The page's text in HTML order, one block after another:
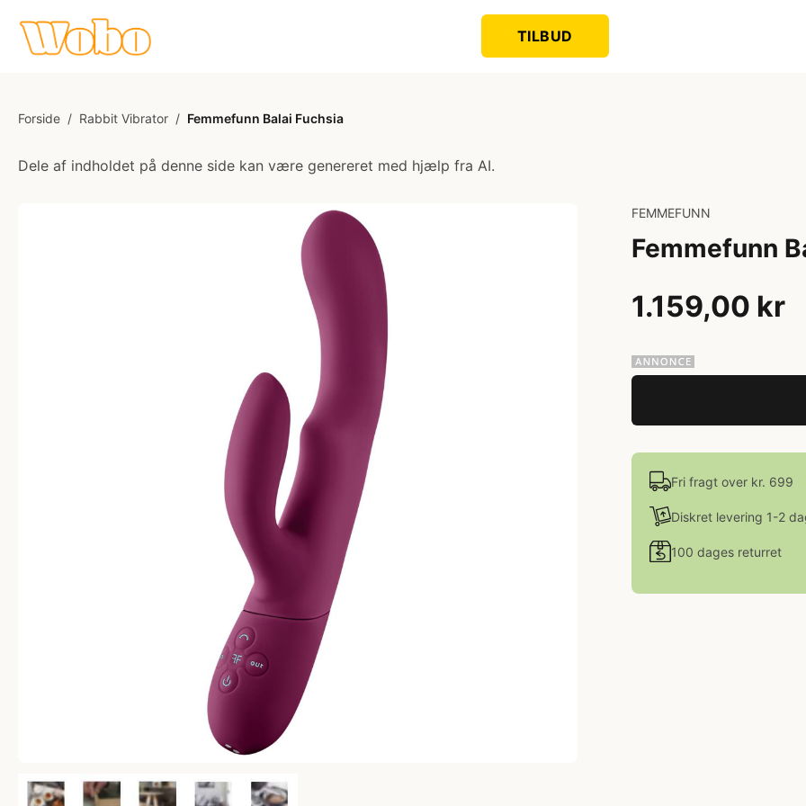
TILBUD
Forside / Rabbit Vibrator / Femmefunn Balai Fuchsia
Dele af indholdet på denne side kan være genereret med hjælp fra AI.
FEMMEFUNN
Femmefunn
1.159,00 kr
Fri fragt over kr. 699
Diskret levering 1-2
100 dages returret